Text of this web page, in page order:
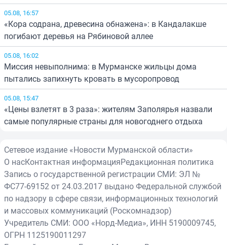
05.08, 16:57
«Кора содрана, древесина обнажена»: в Кандалакше
погибают деревья на Рябиновой аллее
05.08, 16:02
Миссия невыполнима: в Мурманске жильцы дома
пытались запихнуть кровать в мусоропровод
05.08, 15:47
«Цены взлетят в 3 раза»: жителям Заполярья назвали
самые популярные страны для новогоднего отдыха
Сетевое издание «Новости Мурманской области»
О насКонтактная информацияРедакционная политика
Запись о государственной регистрации СМИ: ЭЛ №
ФС77-69152 от 24.03.2017 выдано Федеральной службой
по надзору в сфере связи, информационных технологий
и массовых коммуникаций (Роскомнадзор)
Учредитель СМИ: ООО «Норд-Медиа», ИНН 5190009745,
ОГРН 1125190011297